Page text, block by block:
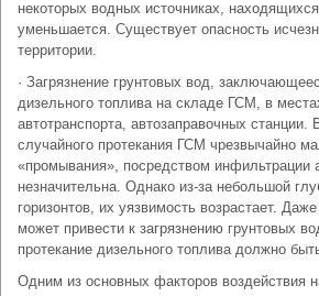
некоторых водных источниках,
уменьшается. Существует опасность
территории.
· Загрязнение грунтовых вод,
дизельного топлива на складе ГСМ, в
автотранспорта, автозаправочных
случайного протекания ГСМ чрезвычайно
«промывания», посредством инфильтрации
незначительна. Однако из-за небольшой
горизонтов, их уязвимость возрастает.
может привести к загрязнению грунтовых
протекание дизельного топлива должно
Одним из основных факторов воздействия